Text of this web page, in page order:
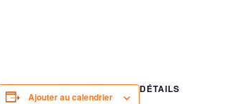
Ajouter au calendrier
DÉTAILS